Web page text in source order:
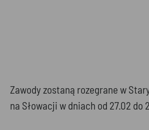
Zawody zostaną rozegrane w
na Słowacji w dniach od 27.02 do